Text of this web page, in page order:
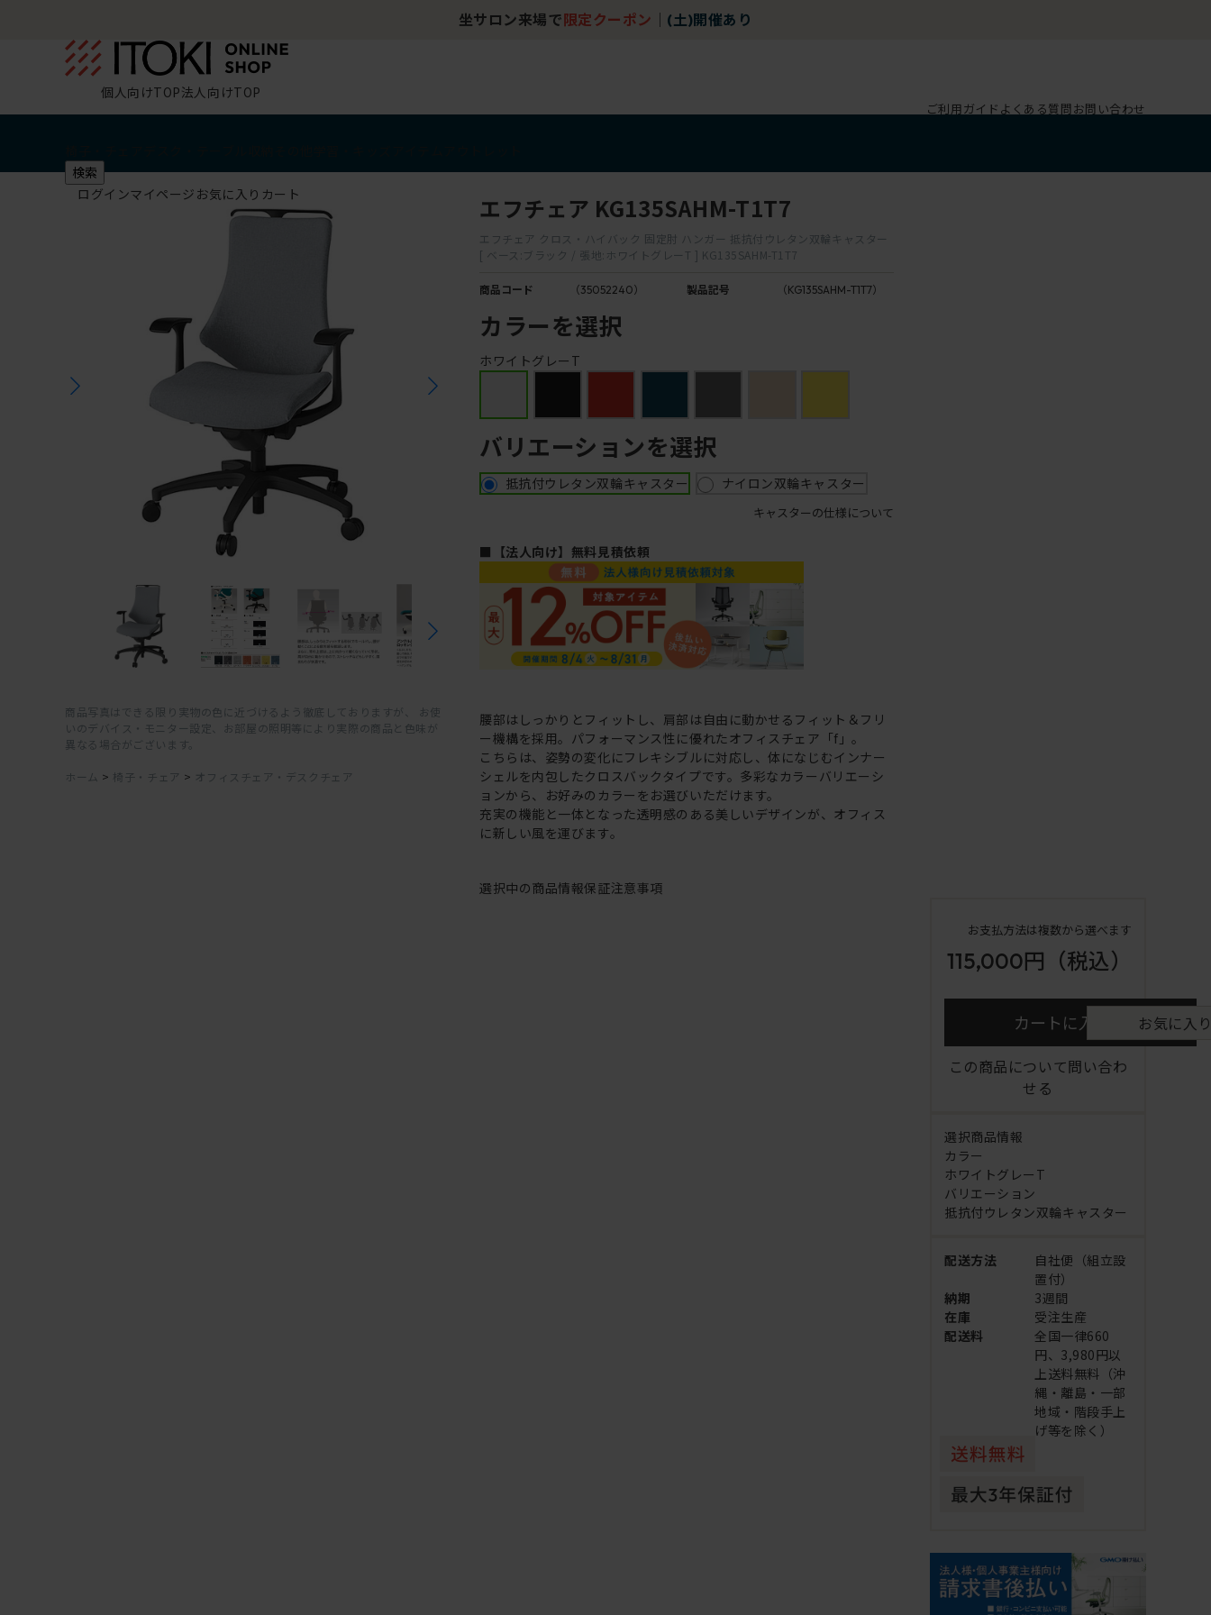
坐サロン来場で 限定クーポン (土)開催あり
個人向けTOP法人向けTOP
ご利用ガイド よくある質問お問い合わせ
検索
ログインマイページ お気に入り カート
商品写真はできる限り実物の色に近づけるよう徹底しておりますが、 お使
いのデバイス・モニター設定、お部屋の照明等により実際の商品と色味が
異なる場合がございます。
ホーム > 椅子・チェア > オフィスチェア・デスクチェア
エフチェア KG135SAHM-T1T7
エフチェア クロス・ハイバック 固定肘 ハンガー 抵抗付ウレタン双輪キャスター
[ ベース:ブラック / 張地:ホワイトグレーT ] KG135SAHM-T1T7
商品コード （35052240） 製品記号 （KG135SAHM-T1T7）
カラーを選択
ホワイトグレーT
バリエーションを選択
抵抗付ウレタン双輪キャスター ナイロン双輪キャスター
キャスターの仕様について
■【法人向け】無料見積依頼
腰部はしっかりとフィットし、肩部は自由に動かせるフィット＆フリ
ー機構を採用。パフォーマンス性に優れたオフィスチェア「f」。
こちらは、姿勢の変化にフレキシブルに対応し、体になじむインナー
シェルを内包したクロスバックタイプです。多彩なカラーバリエーシ
ョンから、お好みのカラーをお選びいただけます。
充実の機能と一体となった透明感のある美しいデザインが、オフィス
に新しい風を運びます。
選択中の商品情報保証注意事項
お支払方法は複数から選べます
115,000円 （税込）
カートに入れる お気に入
この商品について問い合わ
せる
選択商品情報
カラー
ホワイトグレーT
バリエーション
抵抗付ウレタン双輪キャスター
配送方法
自社便（組立設
置付）
納期
3週間
在庫
受注生産
配送料
全国一律660
円、3,980円以
上送料無料（沖
縄・離島・一部
地域・階段手上
げ等を除く）